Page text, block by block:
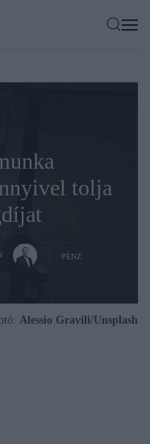
tolja
PÉNZ
Alessio Gravili/Unsplash